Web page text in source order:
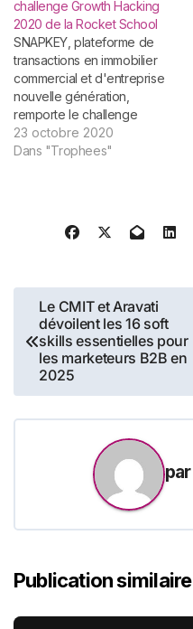
challenge Growth Hacking
2020 de la Rocket School
SNAPKEY, plateforme de
transactions en immobilier
commercial et d'entreprise
nouvelle génération,
remporte le challenge
Growth Hacking 2020 de la
Rocket School. École de
régulièrement des
challenges dans des
viennent en…
23 octobre 2020
Dans "Trophees"
Navigation
de
l’article
Le CMIT et Aravati
dévoilent les 16 soft
skills essentielles pour
les marketeurs B2B en
2025
par
Publication similaire